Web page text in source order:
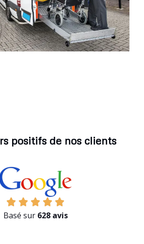
positifs de nos clients
Basé sur 628 avis